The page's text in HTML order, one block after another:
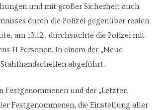
und mit großer Sicherheit auch
durch die Polizei gegenüber realen
am 13.12., durchsuchte die Polizei mit
11 Personen. In einem der „Neue
abgeführt.
und der „Letzten
Festgenommenen, die Einstellung aller